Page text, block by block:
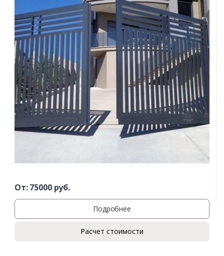
От:75000руб.
Подробнее
Расчет стоимости